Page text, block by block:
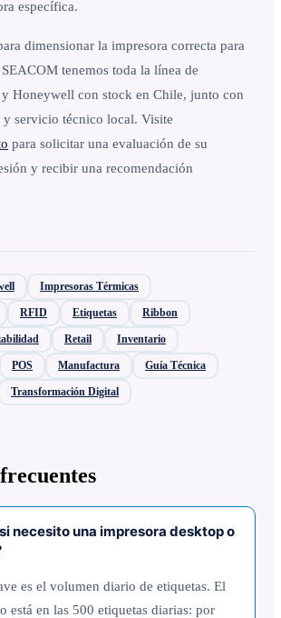
específica.
dimensionar la impresora correcta para
tenemos toda la línea de
y Honeywell con stock en Chile, junto con
y servicio técnico local. Visite
para solicitar una evaluación de su
y recibir una recomendación
Impresoras Térmicas
RFID Etiquetas Ribbon
Retail Inventario
POS Manufactura Guía Técnica
Transformación Digital
necesito una impresora desktop o
es el volumen diario de etiquetas. El
está en las 500 etiquetas diarias: por